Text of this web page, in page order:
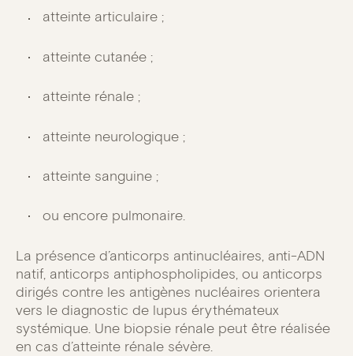
atteinte articulaire ;
atteinte cutanée ;
atteinte rénale ;
atteinte neurologique ;
atteinte sanguine ;
ou encore pulmonaire.
La présence d’anticorps antinucléaires, anti-ADN
natif, anticorps antiphospholipides, ou anticorps
dirigés contre les antigènes nucléaires orientera
vers le diagnostic de lupus érythémateux
systémique. Une biopsie rénale peut être réalisée
en cas d’atteinte rénale sévère.